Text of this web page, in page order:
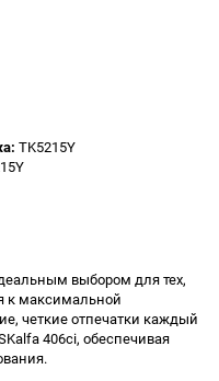
TK5215Y
выбором для тех,
к максимальной
четкие отпечатки каждый
406ci, обеспечивая